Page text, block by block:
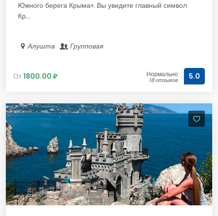
Южного берега Крыма». Вы увидите главный символ
Кр...
Алушта Групповая
От 1800.00 ₽ Нормально
18 отзывов 5.0